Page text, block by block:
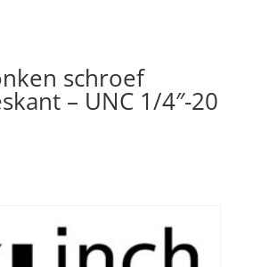
schroef
– UNC 1/4″-20